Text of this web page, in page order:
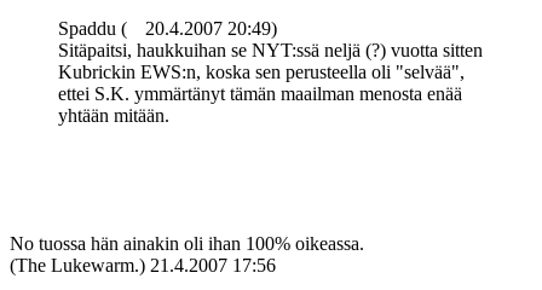
Spaddu (
20.4.2007 20:49)
Sitäpaitsi, haukkuihan se NYT:ssä neljä (?) vuotta sitten
Kubrickin EWS:n, koska sen perusteella oli "selvää",
ettei S.K. ymmärtänyt tämän maailman menosta enää
yhtään mitään.
No tuossa hän ainakin oli ihan 100% oikeassa.
(The Lukewarm.) 21.4.2007 17:56